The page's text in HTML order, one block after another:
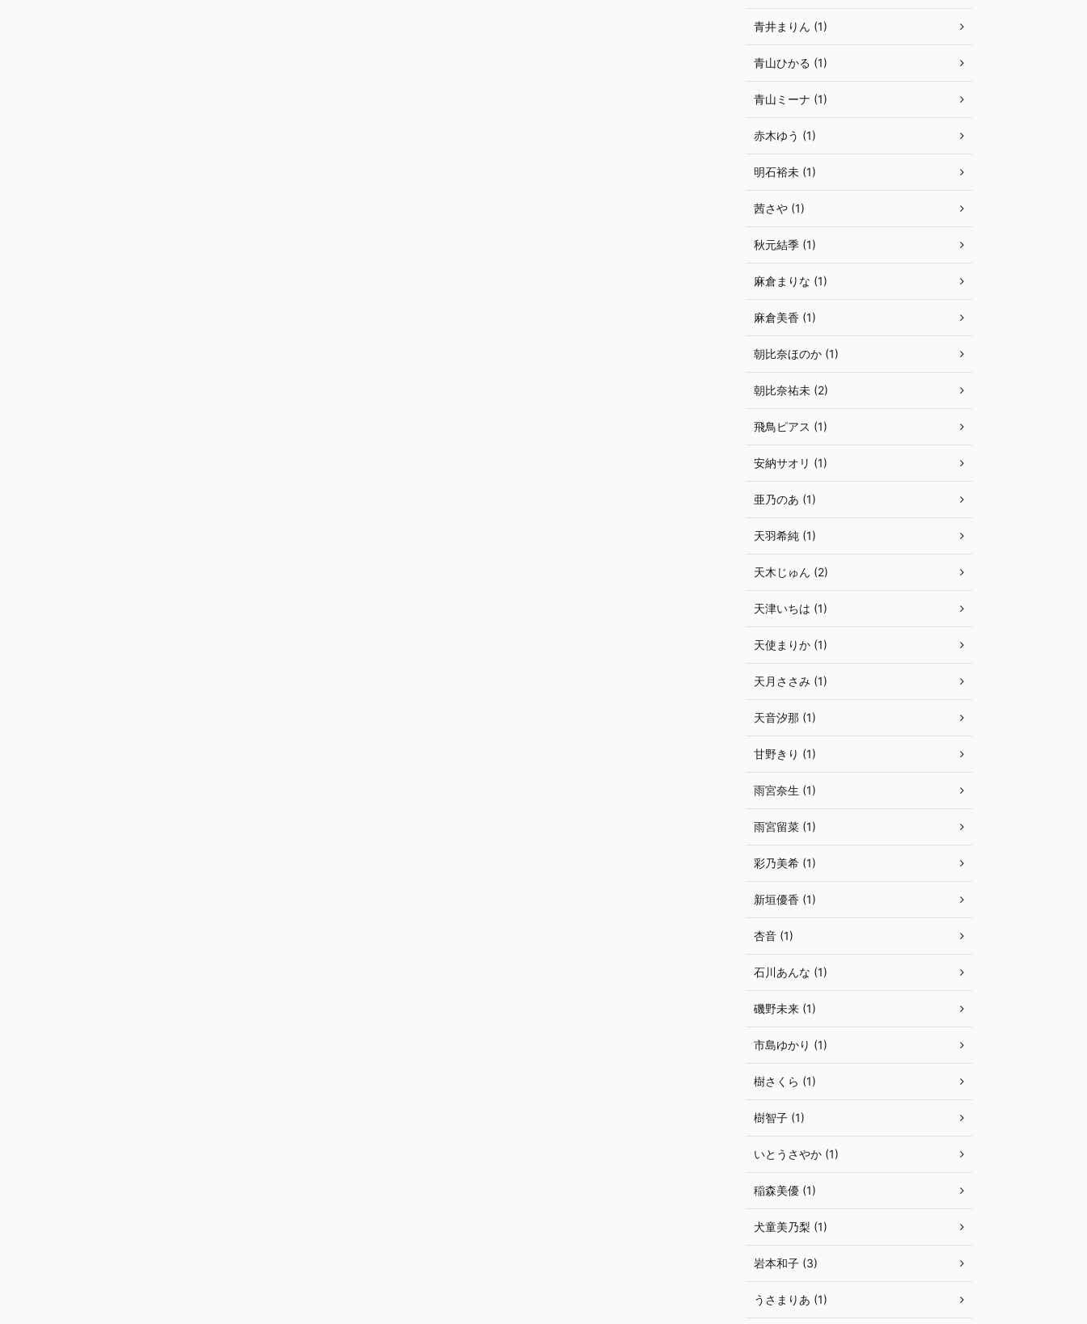
青井まりん (1)
青山ひかる (1)
青山ミーナ (1)
赤木ゆう (1)
明石裕未 (1)
茜さや (1)
秋元結季 (1)
麻倉まりな (1)
麻倉美香 (1)
朝比奈ほのか (1)
朝比奈祐未 (2)
飛鳥ピアス (1)
安納サオリ (1)
亜乃のあ (1)
天羽希純 (1)
天木じゅん (2)
天津いちは (1)
天使まりか (1)
天月ささみ (1)
天音汐那 (1)
甘野きり (1)
雨宮奈生 (1)
雨宮留菜 (1)
彩乃美希 (1)
新垣優香 (1)
杏音 (1)
石川あんな (1)
磯野未来 (1)
市島ゆかり (1)
樹さくら (1)
樹智子 (1)
いとうさやか (1)
稲森美優 (1)
犬童美乃梨 (1)
岩本和子 (3)
うさまりあ (1)